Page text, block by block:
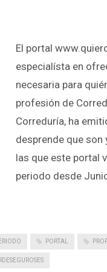
El portal
especialísta en
necesaria para
profesión de
Correduría, ha
desprende que son
las que este portal
periodo desde
PORTAL